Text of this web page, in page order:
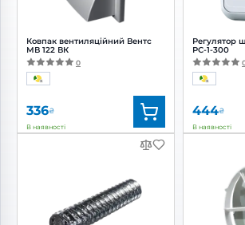
Ковпак вентиляційний Вентс
МВ 122 ВК
0
336₴
В наявності
Вентс
120 мм
Регулятор
РС-1-300
444₴
В наявності